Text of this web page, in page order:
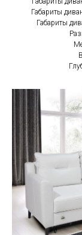
Габариты
Габариты